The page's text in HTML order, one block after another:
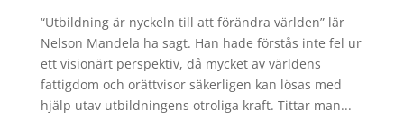
“Utbildning är nyckeln till att förändra världen” lär
Nelson Mandela ha sagt. Han hade förstås inte fel ur
ett visionärt perspektiv, då mycket av världens
fattigdom och orättvisor säkerligen kan lösas med
hjälp utav utbildningens otroliga kraft. Tittar man...